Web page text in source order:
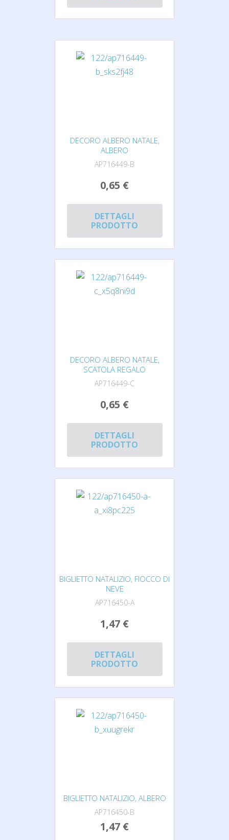
DECORO ALBERO NATALE,
ALBERO
AP716449-B
0,65 €
DETTAGLI
PRODOTTO
DECORO ALBERO NATALE,
SCATOLA REGALO
AP716449-C
0,65 €
DETTAGLI
PRODOTTO
BIGLIETTO NATALIZIO, FIOCCO DI
NEVE
AP716450-A
1,47 €
DETTAGLI
PRODOTTO
BIGLIETTO NATALIZIO, ALBERO
AP716450-B
1,47 €